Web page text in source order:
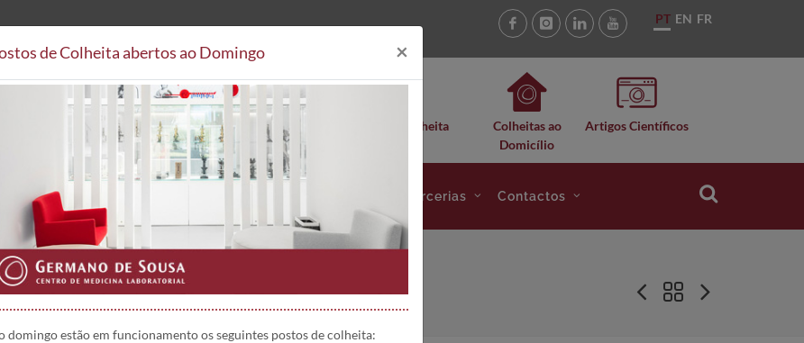
PT EN FR
Análises Clínicas Postos de Colheita
Colheitas ao
Domicílio
Artigos Científicos
Áreas Clínicas Projetos e Parcerias Contactos
| 1374
de Colheita abertos ao Domingo ×
domingo estão em funcionamento os seguintes postos de colheita: